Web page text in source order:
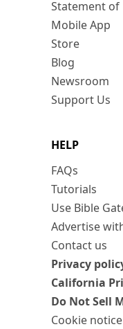
Statement of
Mobile App
Store
Blog
Newsroom
Support Us
HELP
FAQs
Tutorials
Use Bible
Advertise
Contact us
Privacy
California
Do Not Sell
Cookie notice